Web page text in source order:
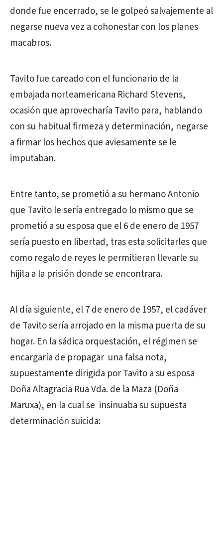
donde fue encerrado, se le golpeó salvajemente al
negarse nueva vez a cohonestar con los planes
macabros.
Tavito fue careado con el funcionario de la
embajada norteamericana Richard Stevens,
ocasión que aprovecharía Tavito para, hablando
con su habitual firmeza y determinación, negarse
a firmar los hechos que aviesamente se le
imputaban.
Entre tanto, se prometió a su hermano Antonio
que Tavito le sería entregado lo mismo que se
prometió a su esposa que el 6 de enero de 1957
sería puesto en libertad, tras esta solicitarles que
como regalo de reyes le permitieran llevarle su
hijita a la prisión donde se encontrara.
Al día siguiente, el 7 de enero de 1957, el cadáver
de Tavito sería arrojado en la misma puerta de su
hogar. En la sádica orquestación, el régimen se
encargaría de propagar una falsa nota,
supuestamente dirigida por Tavito a su esposa
Doña Altagracia Rua Vda. de la Maza (Doña
Maruxa), en la cual se insinuaba su supuesta
determinación suicida: